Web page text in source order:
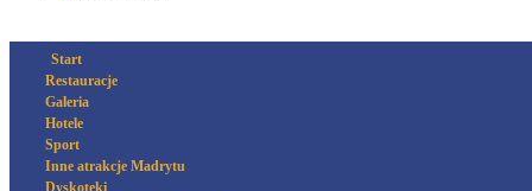
Start
Restauracje
Galeria
Hotele
Sport
Inne atrakcje Madrytu
Dyskoteki